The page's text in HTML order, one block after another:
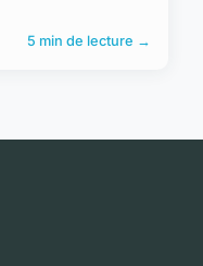
5 min de lecture →